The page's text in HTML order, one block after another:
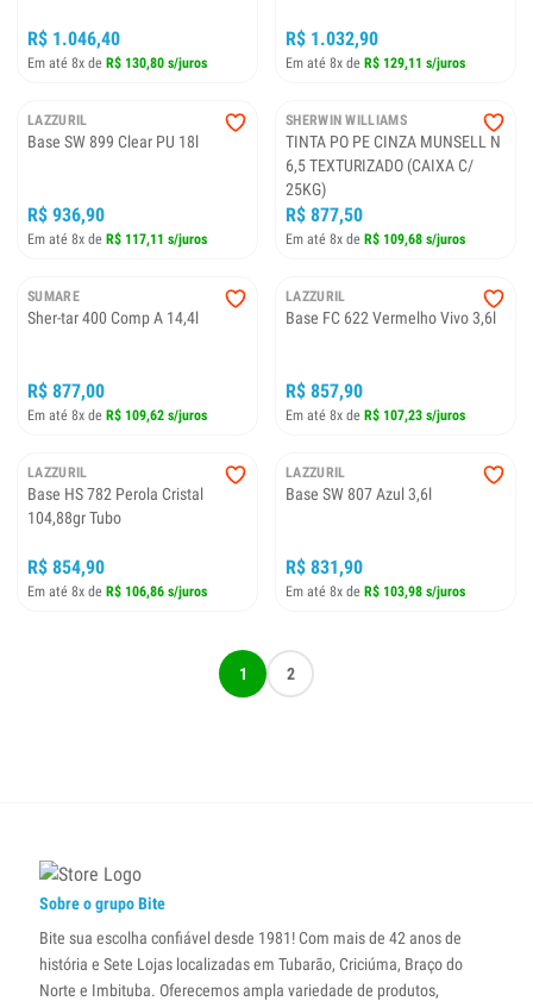
R$ 1.046,40
Em até 8x de R$ 130,80 s/juros
R$ 1.032,90
Em até 8x de R$ 129,11 s/juros
LAZZURIL
Base SW 899 Clear PU 18l
R$ 936,90
Em até 8x de R$ 117,11 s/juros
SHERWIN WILLIAMS
TINTA PO PE CINZA MUNSELL N
6,5 TEXTURIZADO (CAIXA C/
25KG)
R$ 877,50
Em até 8x de R$ 109,68 s/juros
SUMARE
Sher-tar 400 Comp A 14,4l
R$ 877,00
Em até 8x de R$ 109,62 s/juros
LAZZURIL
Base FC 622 Vermelho Vivo 3,6l
R$ 857,90
Em até 8x de R$ 107,23 s/juros
LAZZURIL
Base HS 782 Perola Cristal
104,88gr Tubo
R$ 854,90
Em até 8x de R$ 106,86 s/juros
LAZZURIL
Base SW 807 Azul 3,6l
R$ 831,90
Em até 8x de R$ 103,98 s/juros
1 2
Sobre o grupo Bite
Bite sua escolha confiável desde 1981! Com mais de 42 anos de
história e Sete Lojas localizadas em Tubarão, Criciúma, Braço do
Norte e Imbituba. Oferecemos ampla variedade de produtos,